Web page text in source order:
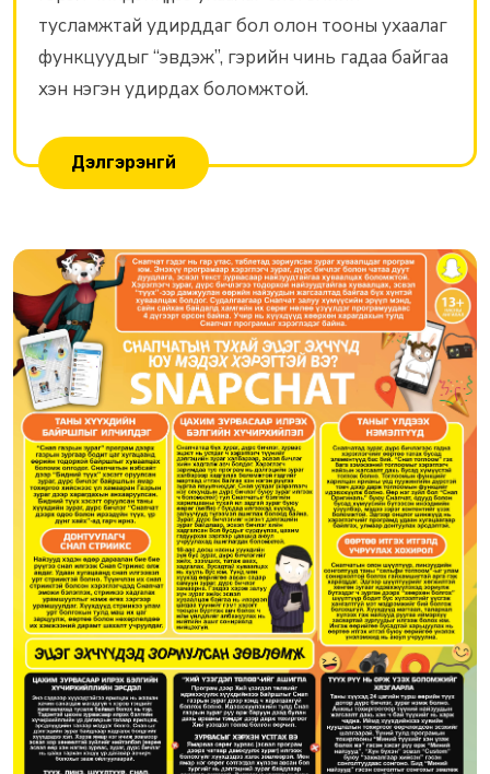
тусламжтай удирддаг бол олон тооны ухаалаг
функцуудыг “эвдэж”, гэрийн чинь гадаа байгаа
хэн нэгэн удирдах боломжтой.
Дэлгэрэнгүй